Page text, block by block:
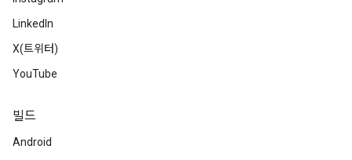
LinkedIn
X(트위터)
YouTube
빌드
Android